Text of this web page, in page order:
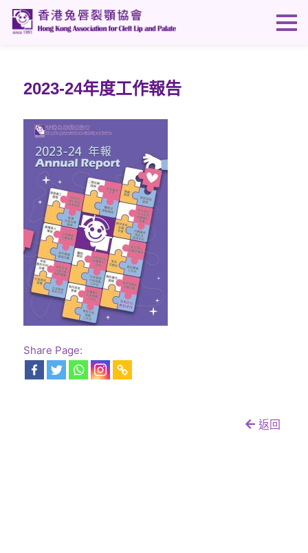
2023-24年度工作報告
Share Page:
返回